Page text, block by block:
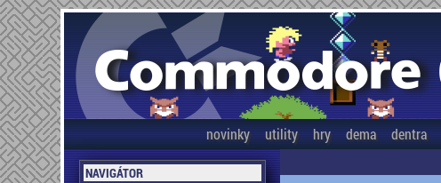
novinky utility hry dema dentra
NAVIGÁTOR